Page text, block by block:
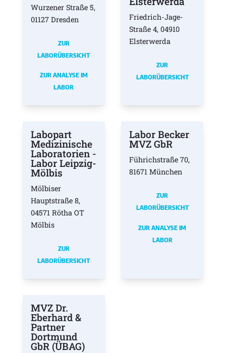
Wurzener Straße 5,
01127 Dresden
ZUR
LABORÜBERSICHT
ZUR ANALYSE IM
LABOR
Friedrich-Jage-
Straße 4, 04910
Elsterwerda
ZUR
LABORÜBERSICHT
Labopart
Medizinische
Laboratorien -
Labor Leipzig-
Mölbis
Mölbiser
Hauptstraße 8,
04571 Rötha OT
Mölbis
ZUR
LABORÜBERSICHT
Labor Becker
MVZ GbR
Führichstraße 70,
81671 München
ZUR
LABORÜBERSICHT
ZUR ANALYSE IM
LABOR
MVZ Dr.
Eberhard &
Partner
Dortmund
GbR (ÜBAG)